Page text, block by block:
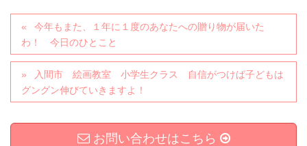
今年もまた、１年に１度のあなたへの贈り物が届いた
わ！ 今日のひとこと
入間市 絵画教室 小学生クラス 自信がつけば子どもは
グングン伸びていきますよ！
お問い合わせはこちら